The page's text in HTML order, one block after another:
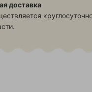
доставка